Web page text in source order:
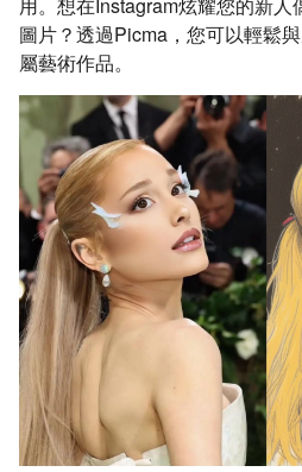
圖片？透過Picma，您可以輕鬆
屬藝術作品。